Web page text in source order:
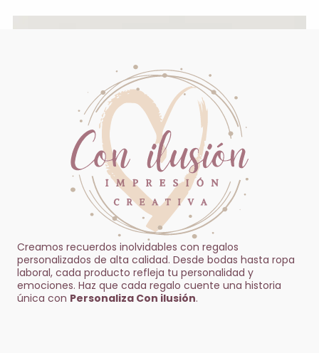
Creamos recuerdos inolvidables con regalos
personalizados de alta calidad. Desde bodas hasta ropa
laboral, cada producto refleja tu personalidad y
emociones. Haz que cada regalo cuente una historia
única con Personaliza Con ilusión.